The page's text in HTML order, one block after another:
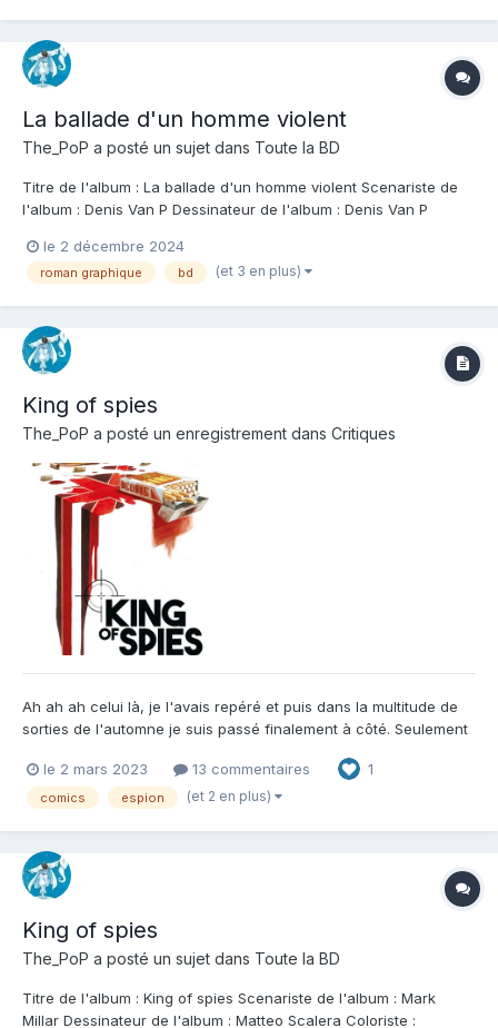
La ballade d'un homme violent
The_PoP a posté un sujet dans Toute la BD
Titre de l'album : La ballade d'un homme violent Scenariste de
l'album : Denis Van P Dessinateur de l'album : Denis Van P
de l'album : 1977. Du pénitencier de Kairnes, perdu au beau
milieu du désert brûlant,...
le 2 décembre 2024
roman graphique bd (et 3 en plus)
King of spies
The_PoP a posté un enregistrement dans Critiques
Ah ah ah celui là, je l'avais repéré et puis dans la multitude de
sorties de l'automne je suis passé finalement à côté. Seulement
bibliothèque qu'on l'ai raté initialement ou non. Je viens donc de
lire King of Spies et je me suis régalé...
le 2 mars 2023 13 commentaires 1
comics espion (et 2 en plus)
King of spies
The_PoP a posté un sujet dans Toute la BD
Titre de l'album : King of spies Scenariste de l'album : Mark
Millar Dessinateur de l'album : Matteo Scalera Coloriste :